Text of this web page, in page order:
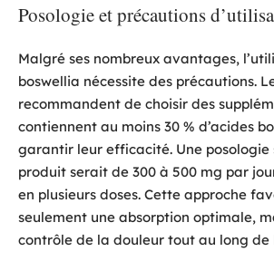
Posologie et précautions
Malgré ses nombreux avantages,
boswellia nécessite des précautions.
recommandent de choisir des
contiennent au moins 30 % d’acides
garantir leur efficacité. Une
produit serait de 300 à 500 mg par
en plusieurs doses. Cette approche
seulement une absorption optimale,
contrôle de la douleur tout au long de